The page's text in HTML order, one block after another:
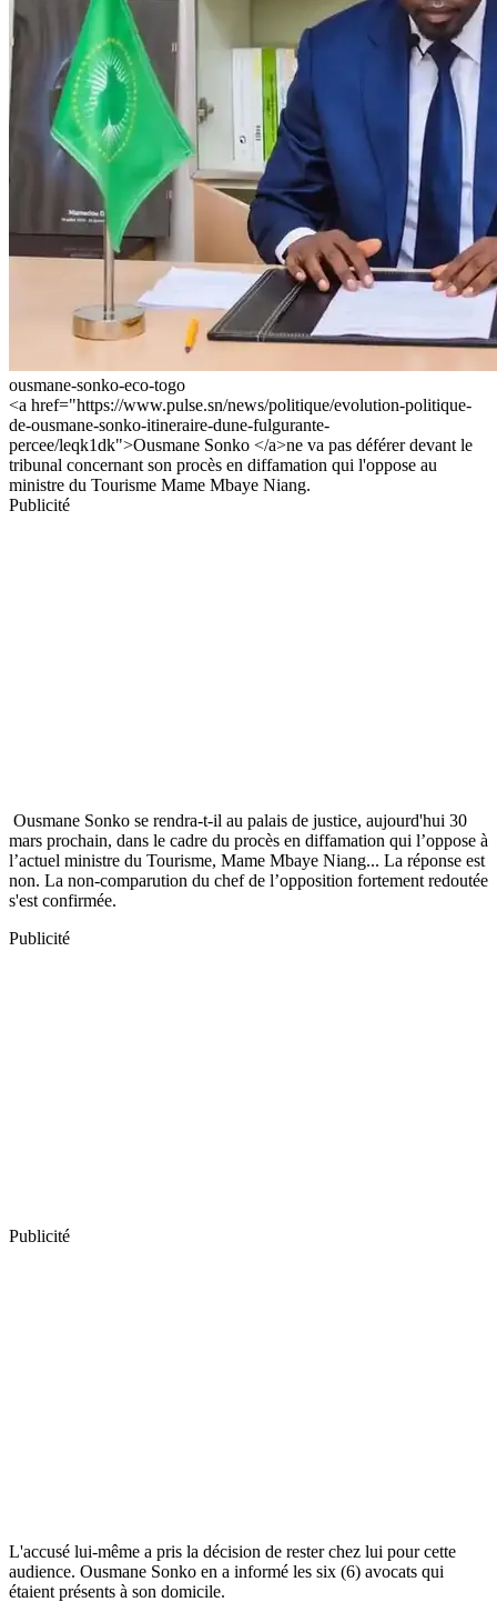
ousmane-sonko-eco-togo
<a href="https://www.pulse.sn/news/politique/evolution-politique-
de-ousmane-sonko-itineraire-dune-fulgurante-
percee/leqk1dk">Ousmane Sonko </a>ne va pas déférer devant le
tribunal concernant son procès en diffamation qui l'oppose au
ministre du Tourisme Mame Mbaye Niang.
Publicité
Ousmane Sonko se rendra-t-il au palais de justice, aujourd'hui 30
mars prochain, dans le cadre du procès en diffamation qui l’oppose à
l’actuel ministre du Tourisme, Mame Mbaye Niang... La réponse est
non. La non-comparution du chef de l’opposition fortement redoutée
s'est confirmée.
Publicité
Publicité
L'accusé lui-même a pris la décision de rester chez lui pour cette
audience. Ousmane Sonko en a informé les six (6) avocats qui
étaient présents à son domicile.